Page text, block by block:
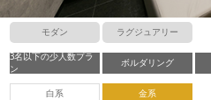
モダン ラグジュアリー
3名以下の少人数プラ
ン
ボルダリング
白系 金系